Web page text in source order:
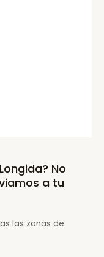
No
a tu
las zonas de